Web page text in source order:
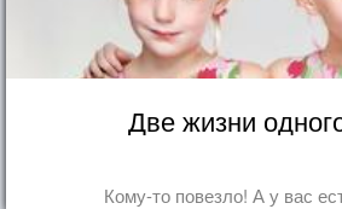
Две жизни
Кому-то повезло! А у вас